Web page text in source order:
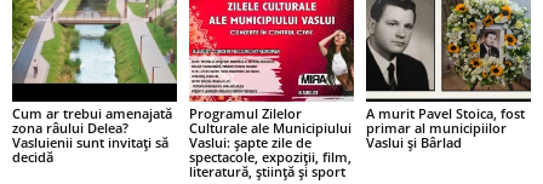
Cum ar trebui amenajată
zona râului Delea?
Vasluienii sunt invitați să
decidă
Programul Zilelor
Culturale ale Municipiului
Vaslui: șapte zile de
spectacole, expoziții, film,
literatură, știință și sport
A murit Pavel Stoica, fost
primar al municipiilor
Vaslui și Bârlad